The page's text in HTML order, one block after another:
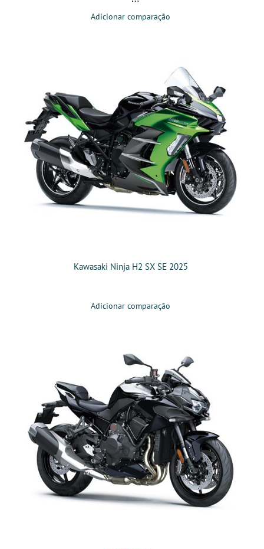
Adicionar comparação
Kawasaki Ninja H2 SX SE 2025
Adicionar comparação